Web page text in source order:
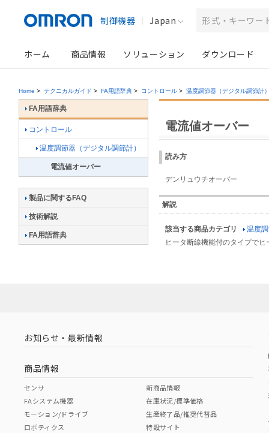
制御機器 Japan
ホーム 商品情報 ソリューション ダウンロード
Home > テクニカルガイド > FA用語辞典 > コントロール > 温度調節器（デジタル調節計
電流値オーバー
読み方
デンリュウチオーバー
解説
該当する商品カテゴリ
温度
ヒータ断線機能付のタイプで
FA用語辞典
コントロール
温度調節器（デジタル調節計）
電流値オーバー
製品に関するFAQ
技術解説
FA用語辞典
お知らせ・最新情報
商品情報
センサ
FAシステム機器
モーション/ドライブ
ロボティクス
新商品情報
在庫状況/標準価格
生産終了品/推奨代替品
特設サイト